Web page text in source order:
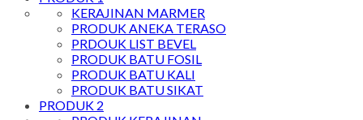
KERAJINAN MARMER
PRODUK ANEKA TERASO
PRDOUK LIST BEVEL
PRODUK BATU FOSIL
PRODUK BATU KALI
PRODUK BATU SIKAT
PRODUK 2